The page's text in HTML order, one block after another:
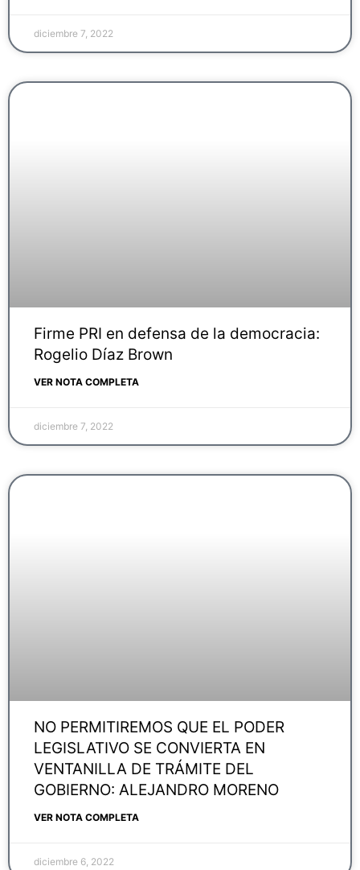
diciembre 7, 2022
Firme PRI en defensa de la democracia:
Rogelio Díaz Brown
VER NOTA COMPLETA
diciembre 7, 2022
NO PERMITIREMOS QUE EL PODER
LEGISLATIVO SE CONVIERTA EN
VENTANILLA DE TRÁMITE DEL
GOBIERNO: ALEJANDRO MORENO
VER NOTA COMPLETA
diciembre 6, 2022